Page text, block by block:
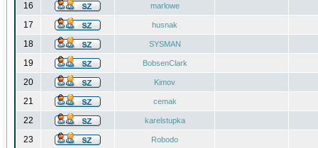
16 marlowe
17 husnak
18 SYSMAN
19 BobsenClark
20 Kimov
21 cemak
22 karelstupka
23 Robodo